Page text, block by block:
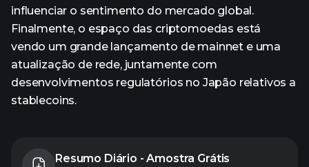
influenciar o sentimento do mercado global.
Finalmente, o espaço das criptomoedas está
vendo um grande lançamento de mainnet e uma
atualização de rede, juntamente com
desenvolvimentos regulatórios no Japão relativos a
stablecoins.
Resumo Diário - Amostra Grátis